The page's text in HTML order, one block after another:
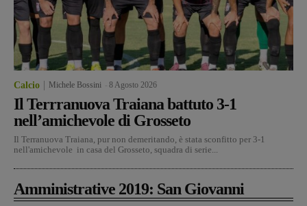
Calcio Michele Bossini 8 Agosto 2026
Il Terrranuova Traiana battuto 3-1
nell’amichevole di Grosseto
Il Terranuova Traiana, pur non demeritando, è stata sconfitto per 3-1
nell'amichevole in casa del Grosseto, squadra di serie...
Amministrative 2019: San Giovanni